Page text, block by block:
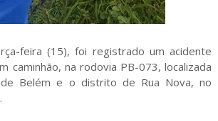
feira (15), foi registrado um acidente
caminhão, na rodovia PB-073, localizada
Belém e o distrito de Rua Nova, no